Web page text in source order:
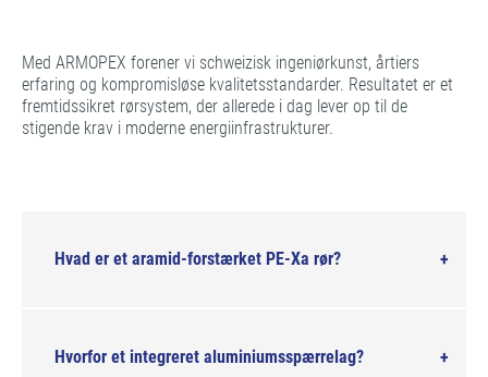
Med ARMOPEX forener vi schweizisk ingeniørkunst, årtiers
erfaring og kompromisløse kvalitetsstandarder. Resultatet er et
fremtidssikret rørsystem, der allerede i dag lever op til de
stigende krav i moderne energiinfrastrukturer.
Hvad er et aramid-forstærket PE-Xa rør?
Hvorfor et integreret aluminiumsspærrelag?